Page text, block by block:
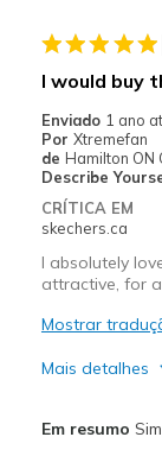
Sizing
View On
I would buy
Enviado 1 ano
Por Xtremefan
de Hamilton ON
Describe
CRÍTICA EM
skechers.ca
I absolutely
attractive, for
Mostrar
Mais detalhes
Em resumo